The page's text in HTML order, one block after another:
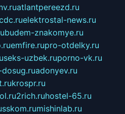
atlantpereezd.ru
elektrostal-news.ru
budem-znakomye.ru
emfire.rupro-otdelky.ru
seks-uzbek.ruporno-vk.ru
adonyev.ru
krospr.ru
2rich.ruhostel-65.ru
mishinlab.ru